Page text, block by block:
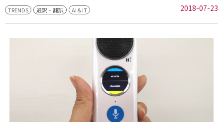
TRENDS 通訳・翻訳 AI＆IT 2018-07-23